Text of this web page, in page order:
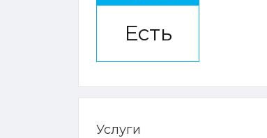
Есть
Услуги